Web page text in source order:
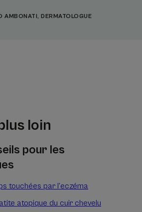
AMBONATI, DERMATOLOGUE
loin
pour les
touchées par l’eczéma
atopique du cuir chevelu